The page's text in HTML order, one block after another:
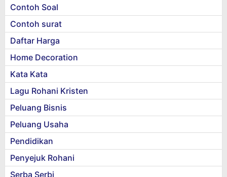
Contoh Soal
Contoh surat
Daftar Harga
Home Decoration
Kata Kata
Lagu Rohani Kristen
Peluang Bisnis
Peluang Usaha
Pendidikan
Penyejuk Rohani
Serba Serbi